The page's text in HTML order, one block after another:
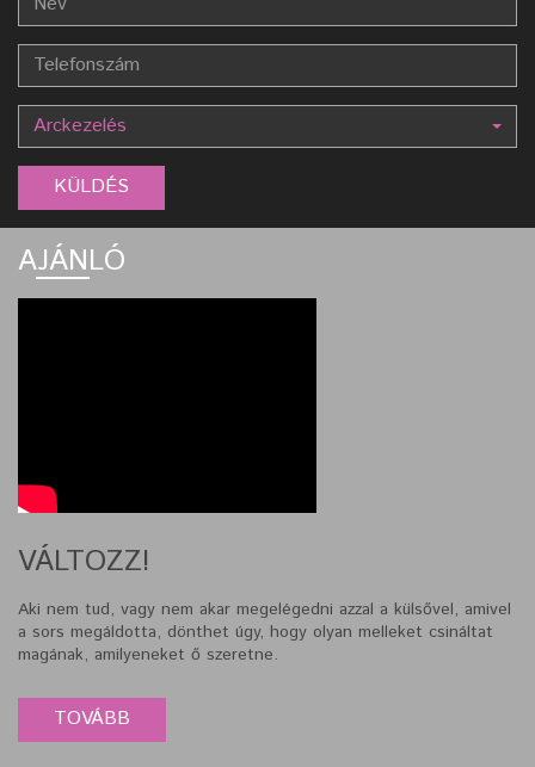
Arckezelés
AJÁNLÓ
VÁLTOZZ!
Aki nem tud, vagy nem akar megelégedni azzal a külsővel, amivel
a sors megáldotta, dönthet úgy, hogy olyan melleket csináltat
magának, amilyeneket ő szeretne.